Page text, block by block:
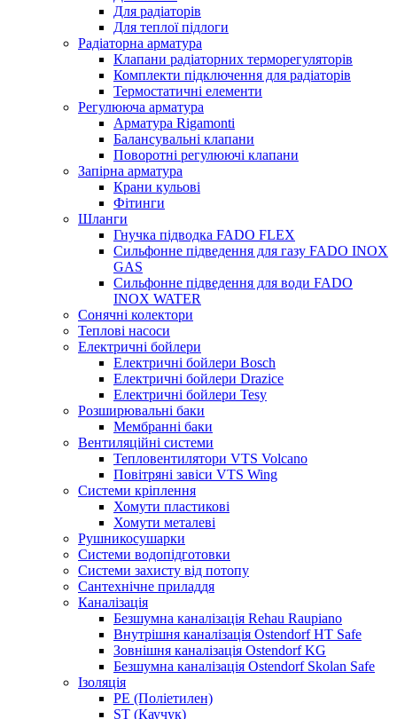
Для радіаторів
Для теплої підлоги
Радіаторна арматура
Клапани радіаторних терморегуляторів
Комплекти підключення для радіаторів
Термостатичні елементи
Регулююча арматура
Арматура Rigamonti
Балансувальні клапани
Поворотні регулюючі клапани
Запірна арматура
Крани кульові
Фітинги
Шланги
Гнучка підводка FADO FLEX
Сильфонне підведення для газу FADO INOX
GAS
Сильфонне підведення для води FADO
INOX WATER
Сонячні колектори
Теплові насоси
Електричні бойлери
Електричні бойлери Bosch
Електричні бойлери Drazice
Електричні бойлери Tesy
Розширювальні баки
Мембранні баки
Вентиляційні системи
Тепловентилятори VTS Volcano
Повітряні завіси VTS Wing
Системи кріплення
Хомути пластикові
Хомути металеві
Рушникосушарки
Системи водопідготовки
Системи захисту від потопу
Сантехнічне приладдя
Каналізація
Безшумна каналізація Rehau Raupiano
Внутрішня каналізація Ostendorf HT Safe
Зовнішня каналізація Ostendorf KG
Безшумна каналізація Ostendorf Skolan Safe
Ізоляція
PE (Поліетилен)
ST (Каучук)